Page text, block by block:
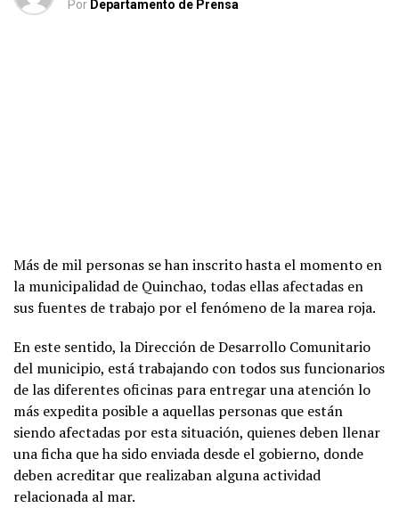
Por Departamento de Prensa
Más de mil personas se han inscrito hasta el momento en
la municipalidad de Quinchao, todas ellas afectadas en
sus fuentes de trabajo por el fenómeno de la marea roja.
En este sentido, la Dirección de Desarrollo Comunitario
del municipio, está trabajando con todos sus funcionarios
de las diferentes oficinas para entregar una atención lo
más expedita posible a aquellas personas que están
siendo afectadas por esta situación, quienes deben llenar
una ficha que ha sido enviada desde el gobierno, donde
deben acreditar que realizaban alguna actividad
relacionada al mar.